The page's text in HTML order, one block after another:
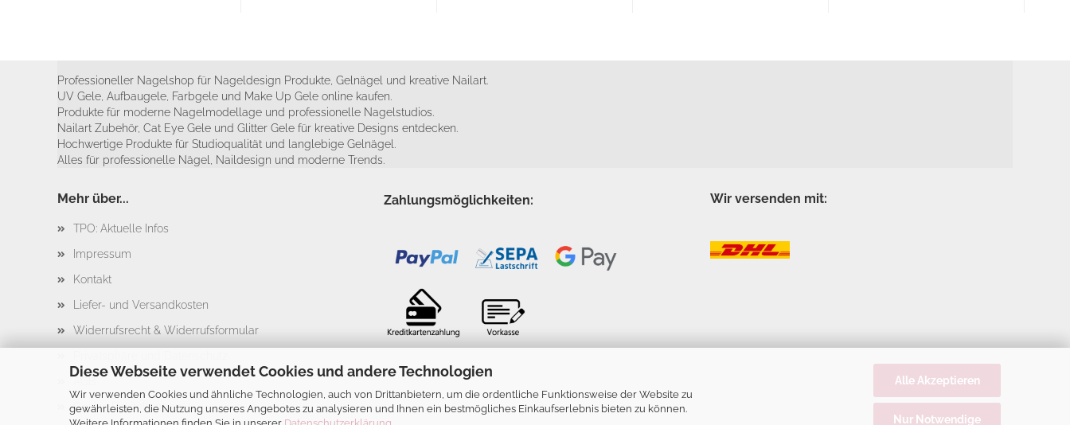
Diese Webseite verwendet Cookies und andere Technologien
Wir verwenden Cookies und ähnliche Technologien, auch von Drittanbietern, um die ordentliche Funktionsweise der Website zu
gewährleisten, die Nutzung unseres Angebotes zu analysieren und Ihnen ein bestmögliches Einkaufserlebnis bieten zu können.
Weitere Informationen finden Sie in unserer Datenschutzerklärung
Alle Akzeptieren
Nur Notwendige
Professioneller Nagelshop für Nageldesign Produkte, Gelnägel und kreative Nailart.
UV Gele, Aufbaugele, Farbgele und Make Up Gele online kaufen.
Produkte für moderne Nagelmodellage und professionelle Nagelstudios.
Nailart Zubehör, Cat Eye Gele und Glitter Gele für kreative Designs entdecken.
Hochwertige Produkte für Studioqualität und langlebige Gelnägel.
Alles für professionelle Nägel, Naildesign und moderne Trends.
Mehr über...
TPO: Aktuelle Infos
Impressum
Kontakt
Liefer- und Versandkosten
Widerrufsrecht & Widerrufsformular
Cookie Einstellungen
Zahlungsmöglichkeiten: Wir versenden mit: